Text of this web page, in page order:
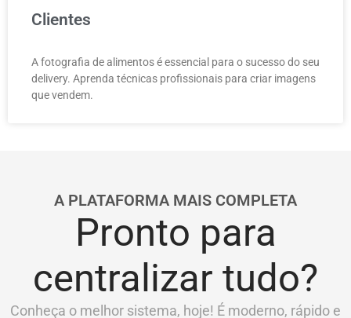
Clientes
A fotografia de alimentos é essencial para o sucesso do seu
delivery. Aprenda técnicas profissionais para criar imagens
que vendem.
A PLATAFORMA MAIS COMPLETA
Pronto para
centralizar tudo?
Conheça o melhor sistema, hoje! É moderno, rápido e